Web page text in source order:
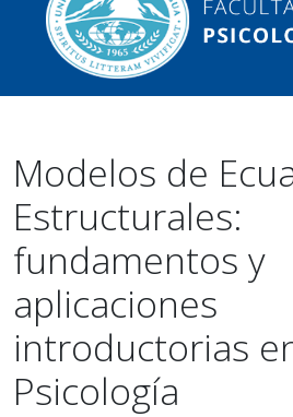
Modelos de
Estructurales:
fundamentos y
aplicaciones
introductorias
Psicología